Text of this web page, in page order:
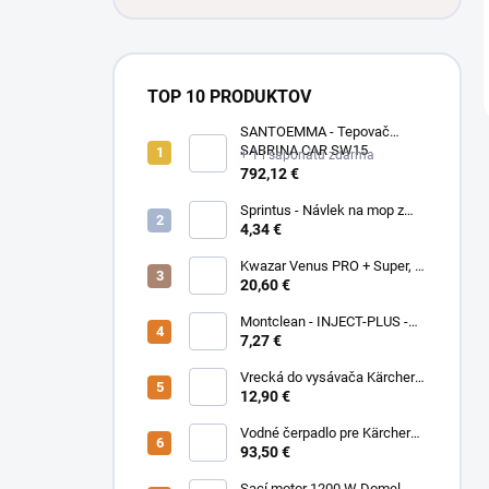
TOP 10 PRODUKTOV
SANTOEMMA - Tepovač
SABRINA CAR SW15
+ 1 l saponátu zdarma
792,12 €
Sprintus - Návlek na mop z
bavlny Classic 50 cm, béžový,
4,34 €
Kwazar Venus PRO + Super, 2
l modrá
20,60 €
Montclean - INJECT-PLUS -
čistiaci prostriedok na
7,27 €
Vrecká do vysávača Kärcher -
6.904-084.0, 5 ks - T 7/1, T
12,90 €
Vodné čerpadlo pre Kärcher
Puzzi bez kabeláže
93,50 €